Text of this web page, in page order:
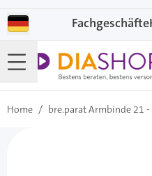
Fachgeschäfte
Home / bre.parat Armbinde 21